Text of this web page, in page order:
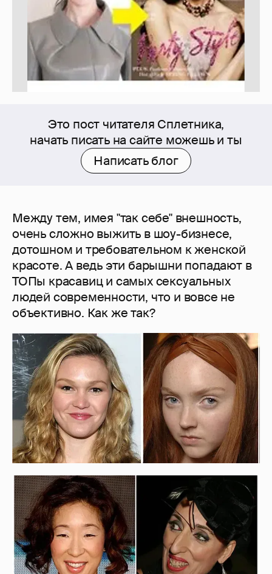
Это пост читателя Сплетника,
начать писать на сайте можешь и ты
Написать блог
Между тем, имея "так себе" внешность,
очень сложно выжить в шоу-бизнесе,
дотошном и требовательном к женской
красоте. А ведь эти барышни попадают в
ТОПы красавиц и самых сексуальных
людей современности, что и вовсе не
объективно. Как же так?